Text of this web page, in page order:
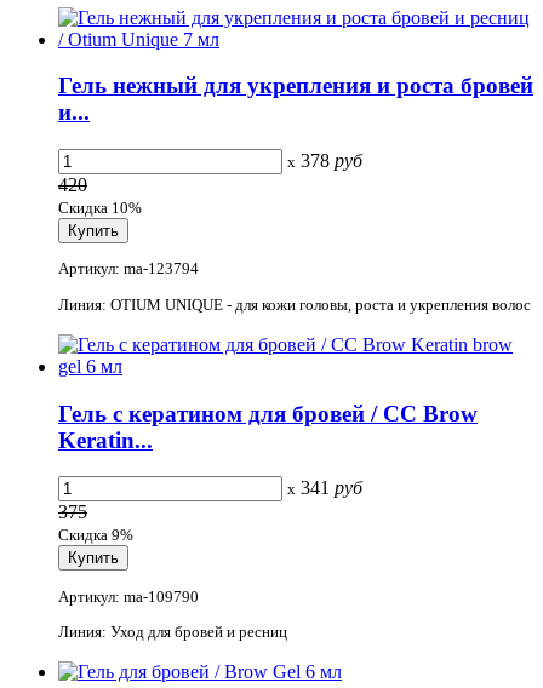
Гель нежный для укрепления и роста бровей
и...
x 378 руб
420
Скидка 10%
Артикул: ma-123794
Линия: OTIUM UNIQUE - для кожи головы, роста и укрепления волос
Гель с кератином для бровей / CC Brow
Keratin...
x 341 руб
375
Скидка 9%
Артикул: ma-109790
Линия: Уход для бровей и ресниц